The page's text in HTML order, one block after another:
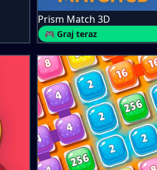
Prism Match 3D
🎮 Graj teraz